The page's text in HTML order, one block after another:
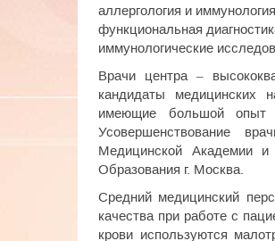
аллергология и
функциональная
иммунологические
Врачи центра –
кандидаты медицинских
имеющие большой опыт
Усовершенствование
Медицинской Академии и
Образования г. Москва.
Средний медицинский
качества при работе с
крови используются